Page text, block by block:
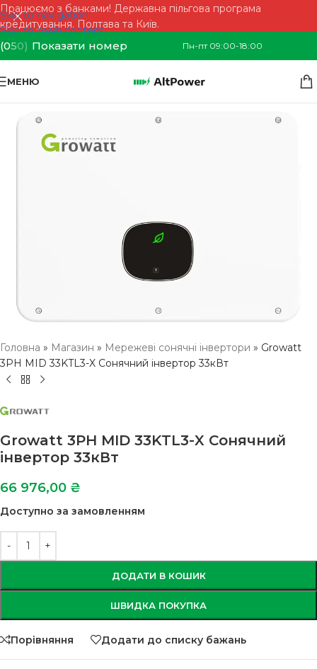
Skip to navigation
Skip to main content
Працюємо з банками! Державна пільгова програма
кредитування. Полтава та Київ.
(050) Показати номер Пн-пт 09:00-18:00
МЕНЮ
Головна » Магазин » Мережеві сонячні інвертори » Growatt
3PH MID 33KTL3-X Сонячний інвертор 33кВт
Growatt 3PH MID 33KTL3-X Сонячний
інвертор 33кВт
66 976,00 ₴
Доступно за замовленням
ДОДАТИ В КОШИК
ШВИДКА ПОКУПКА
Порівняння Додати до списку бажань